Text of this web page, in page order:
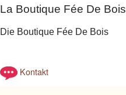
La Boutique Fée De Bois
Die Boutique Fée De Bois
Kontakt